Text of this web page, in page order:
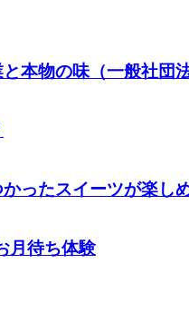
本物の味（一般社団
ったスイーツが楽し
月待ち体験